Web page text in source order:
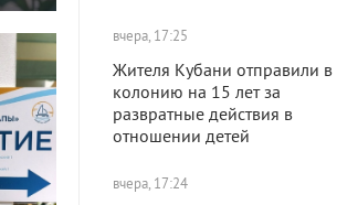
вчера, 17:25
Жителя Кубани отправили в
колонию на 15 лет за
развратные действия в
отношении детей
вчера, 17:24